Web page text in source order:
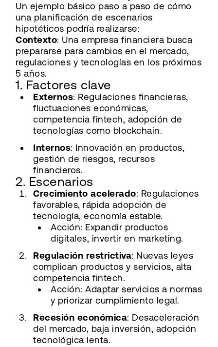
Un ejemplo básico paso a paso de cómo
una planificación de escenarios
hipotéticos podría realizarse:
Contexto: Una empresa financiera busca
prepararse para cambios en el mercado,
regulaciones y tecnologías en los próximos
5 años.
1. Factores clave
Externos: Regulaciones financieras,
fluctuaciones económicas,
competencia fintech, adopción de
tecnologías como blockchain.
Internos: Innovación en productos,
gestión de riesgos, recursos
financieros.
2. Escenarios
Crecimiento acelerado: Regulaciones
favorables, rápida adopción de
tecnología, economía estable.
Acción: Expandir productos
digitales, invertir en marketing.
Regulación restrictiva: Nuevas leyes
complican productos y servicios, alta
competencia fintech.
Acción: Adaptar servicios a normas
y priorizar cumplimiento legal.
Recesión económica: Desaceleración
del mercado, baja inversión, adopción
tecnológica lenta.